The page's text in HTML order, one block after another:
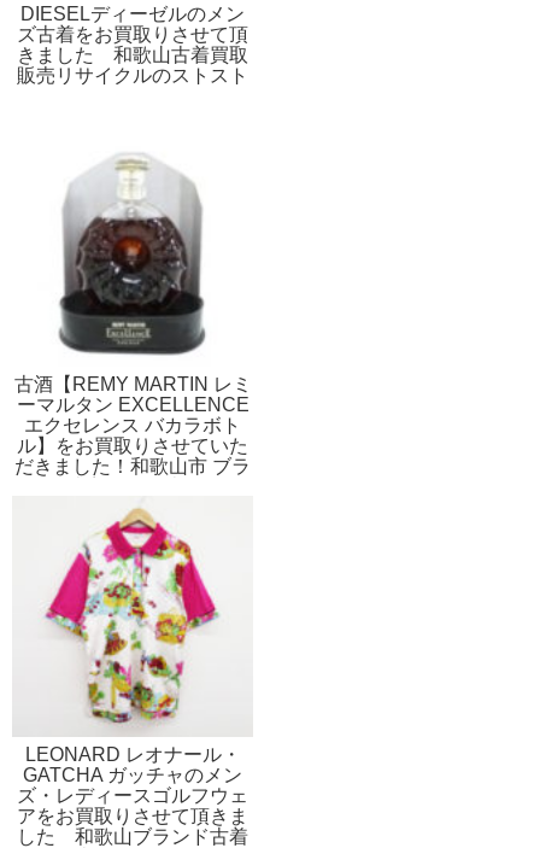
DIESELディーゼルのメン
ズ古着をお買取りさせて頂
きました 和歌山古着買取
販売リサイクルのストスト
古酒【REMY MARTIN レミ
ーマルタン EXCELLENCE
エクセレンス バカラボト
ル】をお買取りさせていた
だきました！和歌山市 ブラ
LEONARD レオナール・
GATCHA ガッチャのメン
ズ・レディースゴルフウェ
アをお買取りさせて頂きま
した 和歌山ブランド古着